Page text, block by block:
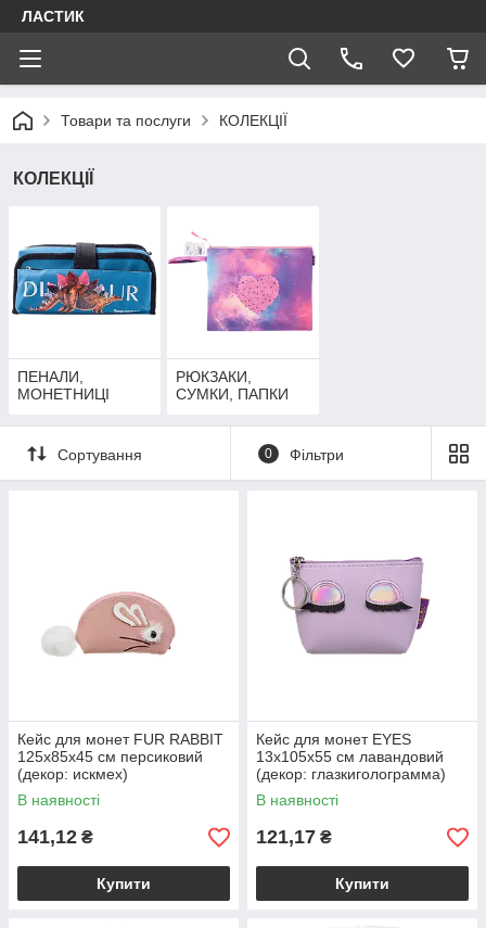
ЛАСТИК
Товари та послуги КОЛЕКЦІЇ
КОЛЕКЦІЇ
ПЕНАЛИ,
МОНЕТНИЦІ
РЮКЗАКИ,
СУМКИ, ПАПКИ
Сортування 0 Фільтри
Кейс для монет FUR RABBIT
125x85x45 см персиковий
(декор: искмех)
В наявності
141,12 ₴
Купити
Кейс для монет EYES
13x105x55 см лавандовий
(декор: глазкиголограмма)
В наявності
121,17 ₴
Купити